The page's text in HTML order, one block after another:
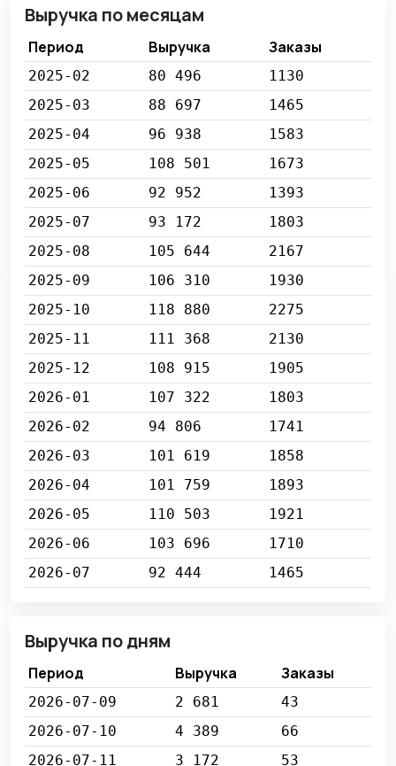
Выручка по месяцам
Период Выручка Заказы
2025-02 80 496
1130
2025-03
88 697
1465
2025-04
96 938
1583
2025-05
108 501
1673
2025-06
92 952
1393
2025-07
93 172
1803
2025-08
105 644
2167
2025-09
106 310
1930
2025-10
118 880
2275
2025-11
111 368
2130
2025-12
108 915
1905
2026-01
107 322
1803
2026-02
94 806
1741
2026-03
101 619
1858
2026-04
101 759
1893
2026-05
110 503
1921
2026-06
103 696
1710
2026-07
92 444 1465
Выручка по дням
Период Выручка Заказы
2026-07-09 2 681
43
2026-07-10
4 389
66
2026-07-11
3 172
53